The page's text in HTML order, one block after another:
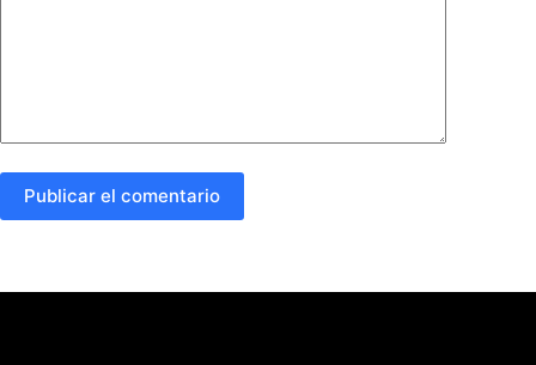
Publicar el comentario